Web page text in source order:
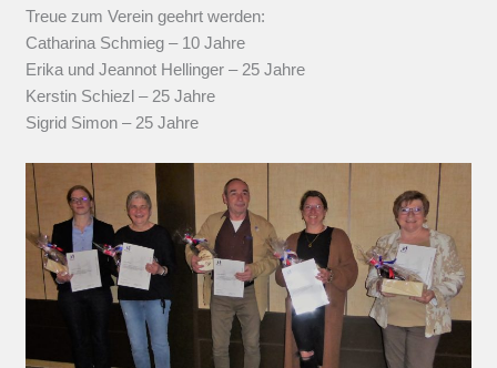
Treue zum Verein geehrt werden:
Catharina Schmieg – 10 Jahre
Erika und Jeannot Hellinger – 25 Jahre
Kerstin Schiezl – 25 Jahre
Sigrid Simon – 25 Jahre